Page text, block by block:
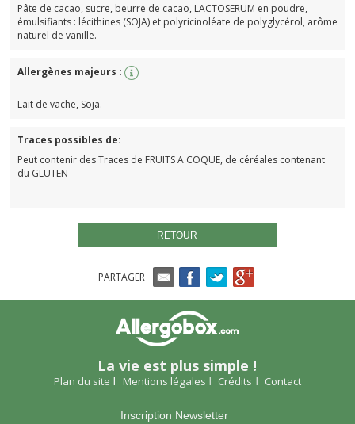
Pâte de cacao, sucre, beurre de cacao, LACTOSERUM en poudre,
émulsifiants : lécithines (SOJA) et polyricinoléate de polyglycérol, arôme
naturel de vanille.
Allergènes majeurs :
Lait de vache, Soja.
Traces possibles de:
Peut contenir des Traces de FRUITS A COQUE, de céréales contenant
du GLUTEN
RETOUR
PARTAGER
La vie est plus simple !
Plan du site Mentions légales Crédits Contact
Inscription Newsletter